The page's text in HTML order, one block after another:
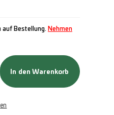
Bestellung. Nehmen
Wert ein oder benutze die
In den Warenkorb